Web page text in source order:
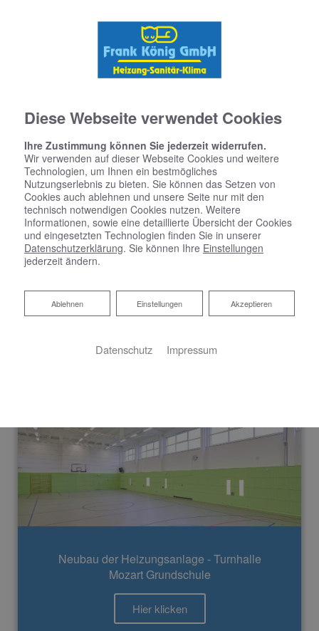
Individuelle Heizsysteme
Tätigkeitsgebieten.
Neubau der Heizungsanlage - Turnhalle
Mozart Grundschule
Hier klicken
Diese Webseite verwendet Cookies
Ihre Zustimmung können Sie jederzeit widerrufen.
Wir verwenden auf dieser Webseite Cookies und weitere
Technologien, um Ihnen ein bestmögliches
Nutzungserlebnis zu bieten. Sie können das Setzen von
Cookies auch ablehnen und unsere Seite nur mit den
technisch notwendigen Cookies nutzen. Weitere
Informationen, sowie eine detaillierte Übersicht der Cookies
und eingesetzten Technologien finden Sie in unserer
Datenschutzerklärung. Sie können Ihre Einstellungen
jederzeit ändern.
Akzeptieren
Einstellungen
Ablehnen
Ablehnen
Datenschutz Impressum